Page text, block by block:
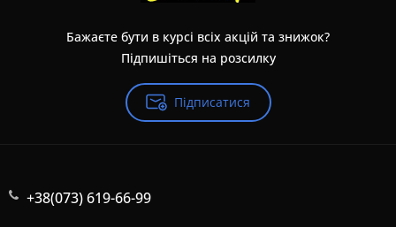
Бажаєте бути в курсі всіх акцій та знижок?
Підпишіться на розсилку
Підписатися
+38(073) 619-66-99